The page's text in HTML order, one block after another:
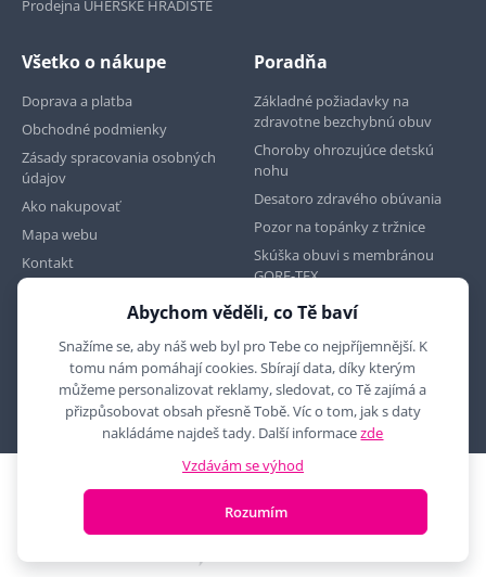
Prodejna UHERSKÉ HRADIŠTĚ
Všetko o nákupe
Doprava a platba
Obchodné podmienky
Zásady spracovania osobných
údajov
Ako nakupovať
Mapa webu
Kontakt
Poradňa
Základné požiadavky na
zdravotne bezchybnú obuv
Choroby ohrozujúce detskú
nohu
Desatoro zdravého obúvania
Pozor na topánky z tržnice
Skúška obuvi s membránou
GORE-TEX
2010 - 2026 © MYRON MAXX, s.r.o., všechna práva vyhrazena
E-shop vytvořila
Abychom věděli, co Tě baví
Snažíme se, aby náš web byl pro Tebe co nejpříjemnější. K
tomu nám pomáhají cookies. Sbírají data, díky kterým
můžeme personalizovat reklamy, sledovat, co Tě zajímá a
přizpůsobovat obsah přesně Tobě. Víc o tom, jak s daty
nakládáme najdeš tady. Další informacezde
Vzdávám se výhod
Rozumím